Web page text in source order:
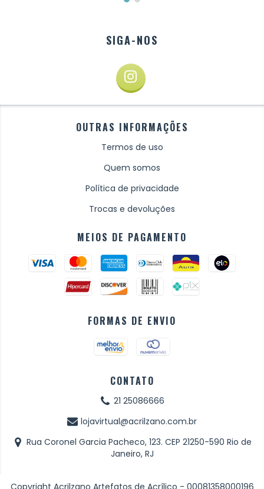
SIGA-NOS
OUTRAS INFORMAÇÕES
Termos de uso
Quem somos
Política de privacidade
Trocas e devoluções
MEIOS DE PAGAMENTO
FORMAS DE ENVIO
CONTATO
21 25086666
lojavirtual@acrilzano.com.br
Rua Coronel Garcia Pacheco, 123. CEP 21250-590 Rio de
Janeiro, RJ